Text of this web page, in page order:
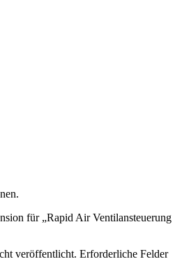
für „Rapid Air Ventilansteuerung
veröffentlicht. Erforderliche Felder